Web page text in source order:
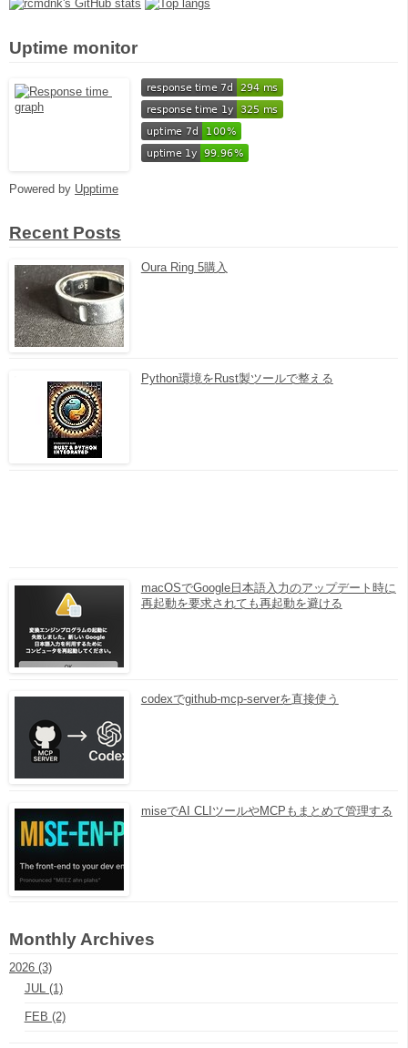
Uptime monitor
Powered by Upptime
Recent Posts
Oura Ring 5購入
Python環境をRust製ツールで整える
macOSでGoogle日本語入力のアップデート時に
再起動を要求されても再起動を避ける
codexでgithub-mcp-serverを直接使う
miseでAI CLIツールやMCPもまとめて管理する
Monthly Archives
2026 (3)
JUL (1)
FEB (2)